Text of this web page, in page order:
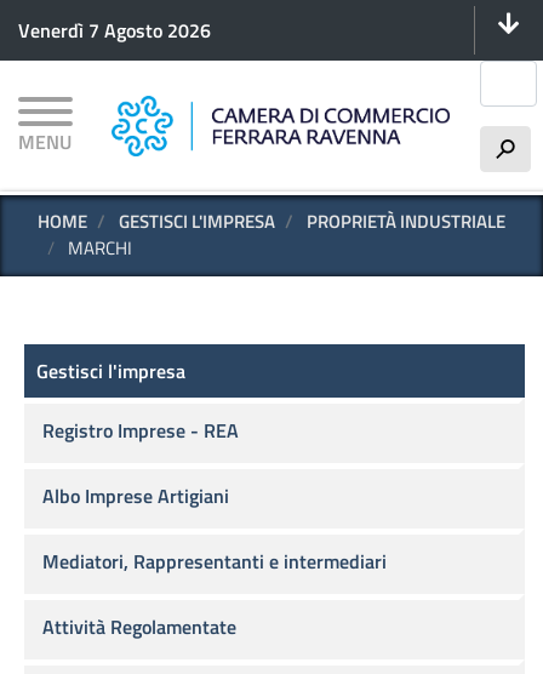
principale
Venerdì 7 Agosto 2026
MENU h
HOME GESTISCI L'IMPRESA
PROPRIETÀ INDUSTRIALE
MARCHI
Gestisci l'impresa
Gestisci l'impresa
Registro Imprese - REA
Albo Imprese Artigiani
Mediatori, Rappresentanti e intermediari
Attività Regolamentate